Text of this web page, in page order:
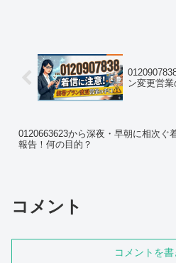
ン変更営業
0120663623から深夜・早朝に相次ぐ
報告！何の目的？
コメント
コメントを